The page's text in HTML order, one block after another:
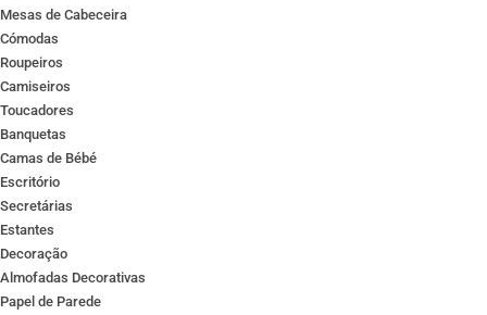
Mesas de Cabeceira
Cómodas
Roupeiros
Camiseiros
Toucadores
Banquetas
Camas de Bébé
Escritório
Secretárias
Estantes
Decoração
Almofadas Decorativas
Papel de Parede